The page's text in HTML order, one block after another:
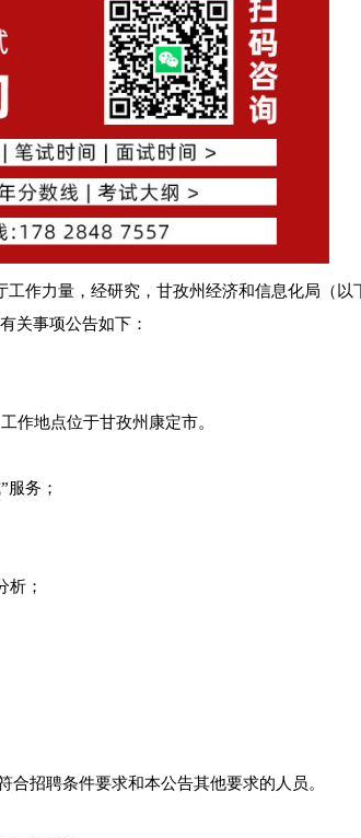
作力量，经研究，甘孜州经济和信息化局（以
关事项公告如下：
作地点位于甘孜州康定市。
务；
析；
招聘条件要求和本公告其他要求的人员。